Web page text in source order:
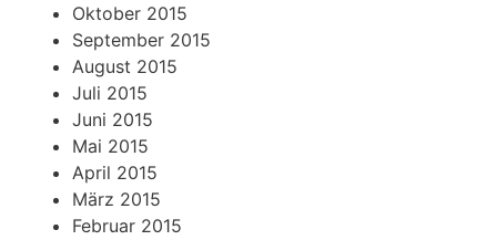
Oktober 2015
September 2015
August 2015
Juli 2015
Juni 2015
Mai 2015
April 2015
März 2015
Februar 2015